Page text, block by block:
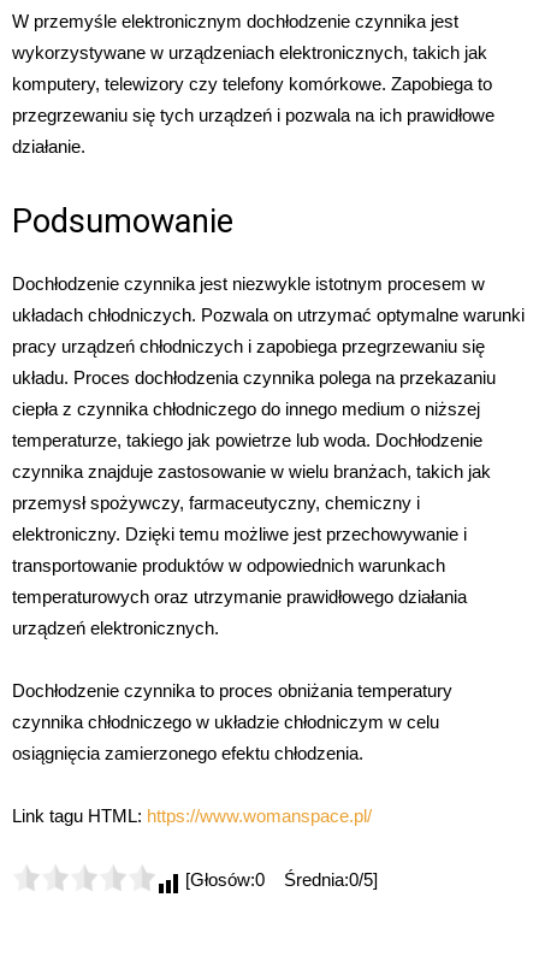
W przemyśle elektronicznym dochłodzenie czynnika jest
wykorzystywane w urządzeniach elektronicznych, takich jak
komputery, telewizory czy telefony komórkowe. Zapobiega to
przegrzewaniu się tych urządzeń i pozwala na ich prawidłowe
działanie.
Podsumowanie
Dochłodzenie czynnika jest niezwykle istotnym procesem w
układach chłodniczych. Pozwala on utrzymać optymalne warunki
pracy urządzeń chłodniczych i zapobiega przegrzewaniu się
układu. Proces dochłodzenia czynnika polega na przekazaniu
ciepła z czynnika chłodniczego do innego medium o niższej
temperaturze, takiego jak powietrze lub woda. Dochłodzenie
czynnika znajduje zastosowanie w wielu branżach, takich jak
przemysł spożywczy, farmaceutyczny, chemiczny i
elektroniczny. Dzięki temu możliwe jest przechowywanie i
transportowanie produktów w odpowiednich warunkach
temperaturowych oraz utrzymanie prawidłowego działania
urządzeń elektronicznych.
Dochłodzenie czynnika to proces obniżania temperatury
czynnika chłodniczego w układzie chłodniczym w celu
osiągnięcia zamierzonego efektu chłodzenia.
Link tagu HTML: https://www.womanspace.pl/
[Głosów:0 Średnia:0/5]